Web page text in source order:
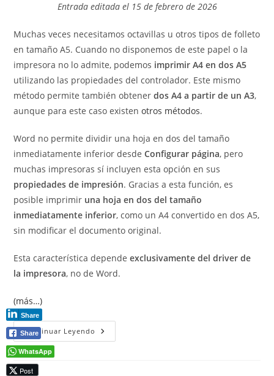
Entrada editada el 15 de febrero de 2026
Muchas veces necesitamos octavillas u otros tipos de folleto
en tamaño A5. Cuando no disponemos de este papel o la
impresora no lo admite, podemos imprimir A4 en dos A5
utilizando las propiedades del controlador. Este mismo
método permite también obtenerdos A4 a partir de un A3,
aunque para este caso existenotros métodos.
Word no permite dividir una hoja en dos del tamaño
inmediatamente inferior desdeConfigurar página, pero
muchas impresoras sí incluyen esta opción en sus
propiedades de impresión. Gracias a esta función, es
posible imprimir una hoja en dos del tamaño
inmediatamente inferior, como un A4 convertido en dos A5,
sin modificar el documento original.
Esta característica dependeexclusivamente del driver de
la impresora, no de Word.
(más…)
Continuar Leyendo Imprimir
A4
Share
Share
WhatsApp
Post